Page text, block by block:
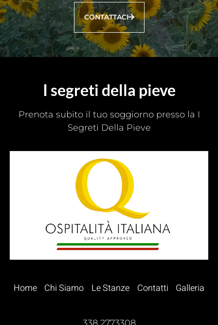
CONTATTACI
I segreti della pieve
Prenota subito il tuo soggiorno presso la I
Segreti Della Pieve
Home Chi Siamo Le Stanze Contatti Galleria